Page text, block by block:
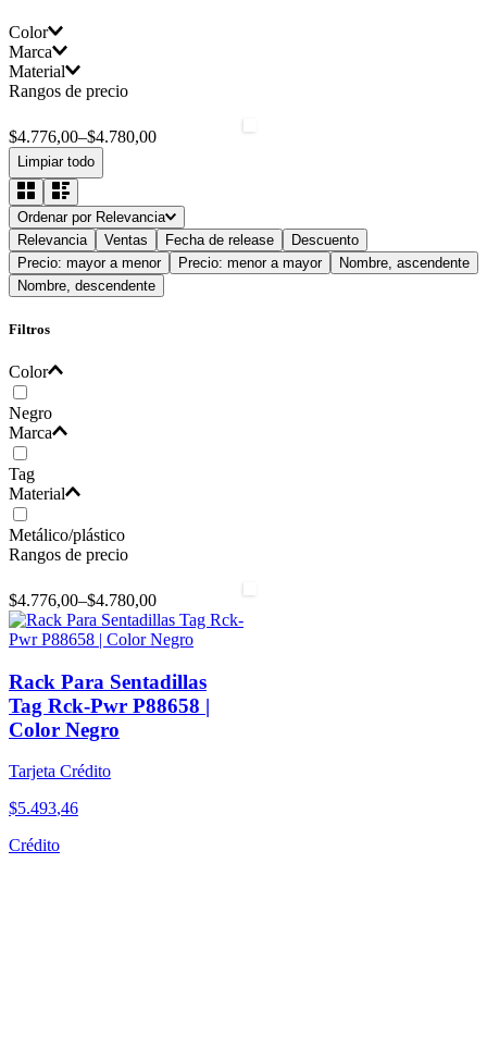
Color
Negro
Marca
Tag
Material
Rangos de precio
$4.776,00–$4.780,00
Limpiar todo
Ordenar por Relevancia
Relevancia
Ventas Fecha de release
Descuento
Precio: mayor a menor
Precio: menor a mayor
Nombre, ascendente
Nombre, descendente
Filtros
Color
Negro
Marca
Tag
Material
Metálico/plástico
Rangos de precio
$4.776,00–$4.780,00
Rack Para Sentadillas
Tag Rck-Pwr P88658 |
Color Negro
Tarjeta Crédito
$5.493,46
Crédito